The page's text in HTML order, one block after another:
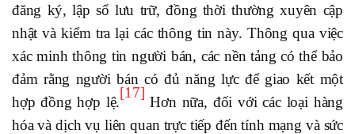
đăng ký, lập sổ lưu trữ, đồng thời thường xuyên cập
nhật và kiểm tra lại các thông tin này. Thông qua việc
xác minh thông tin người bán, các nền tảng có thể bảo
đảm rằng người bán có đủ năng lực để giao kết một
hợp đồng hợp lệ.
[17]
Hơn nữa, đối với các loại hàng
hóa và dịch vụ liên quan trực tiếp đến tính mạng và sức